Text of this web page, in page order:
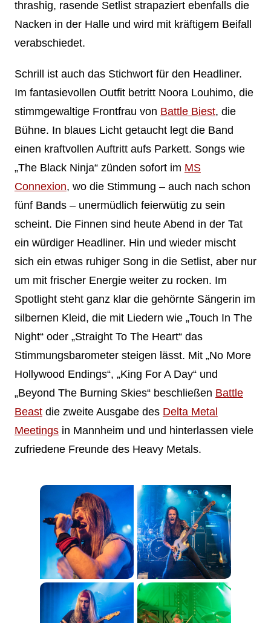
thrashig, rasende Setlist strapaziert ebenfalls die
Nacken in der Halle und wird mit kräftigem Beifall
verabschiedet.
Schrill ist auch das Stichwort für den Headliner.
Im fantasievollen Outfit betritt Noora Louhimo, die
stimmgewaltige Frontfrau von Battle Biest, die
Bühne. In blaues Licht getaucht legt die Band
einen kraftvollen Auftritt aufs Parkett. Songs wie
„The Black Ninja“ zünden sofort im MS
Connexion, wo die Stimmung – auch nach schon
fünf Bands – unermüdlich feierwütig zu sein
scheint. Die Finnen sind heute Abend in der Tat
ein würdiger Headliner. Hin und wieder mischt
sich ein etwas ruhiger Song in die Setlist, aber nur
um mit frischer Energie weiter zu rocken. Im
Spotlight steht ganz klar die gehörnte Sängerin im
silbernen Kleid, die mit Liedern wie „Touch In The
Night“ oder „Straight To The Heart“ das
Stimmungsbarometer steigen lässt. Mit „No More
Hollywood Endings“, „King For A Day“ und
„Beyond The Burning Skies“ beschließen Battle
Beastdie zweite Ausgabe des Delta Metal
Meetingsin Mannheim und und hinterlassen viele
zufriedene Freunde des Heavy Metals.